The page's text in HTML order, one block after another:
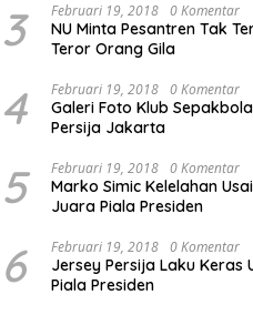
3 Februari 19, 2018 0 Komentar
NU Minta Pesantren Tak
Teror Orang Gila
4 Februari 19, 2018 0 Komentar
Galeri Foto Klub
Persija Jakarta
5 Februari 19, 2018 0 Komentar
Marko Simic Kelelahan
Juara Piala Presiden
6 Februari 19, 2018 0 Komentar
Jersey Persija Laku Keras
Piala Presiden